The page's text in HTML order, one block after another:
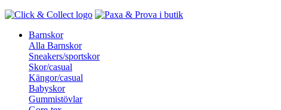
Barnskor
Alla Barnskor
Sneakers/sportskor
Skor/casual
Kängor/casual
Babyskor
Gummistövlar